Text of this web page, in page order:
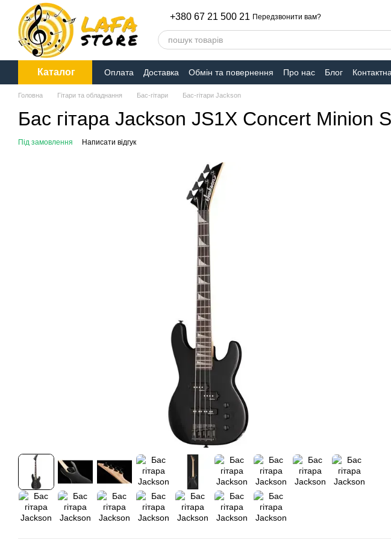
Перейти до основного контенту
+380 67 21 500 21 Передзвонити вам?
Каталог Оплата Доставка Обмін та повернення Про нас Блог
Головна Гітари та обладнання Бас-гітари Бас-гітари Jackson
Бас гітара Jackson JS1X Concert Minion
Під замовлення Написати відгук